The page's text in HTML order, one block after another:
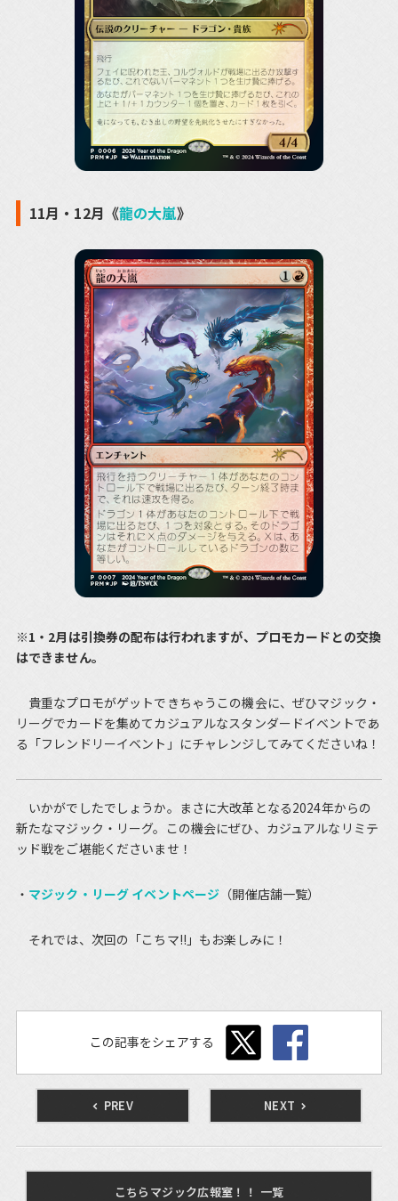
11月・12月《龍の大嵐》
※1・2月は引換券の配布は行われますが、プロモカードとの交換
はできません。
貴重なプロモがゲットできちゃうこの機会に、ぜひマジック・
リーグでカードを集めてカジュアルなスタンダードイベントであ
る「フレンドリーイベント」にチャレンジしてみてくださいね！
いかがでしたでしょうか。まさに大改革となる2024年からの
新たなマジック・リーグ。この機会にぜひ、カジュアルなリミテ
ッド戦をご堪能くださいませ！
マジック・リーグ イベントページ （開催店舗一覧）
それでは、次回の「こちマ!!」もお楽しみに！
この記事をシェアする
PREV NEXT
こちらマジック広報室！！ 一覧